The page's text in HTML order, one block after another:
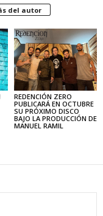
del autor
REDENCIÓN ZERO
PUBLICARÁ EN OCTUBRE
SU PRÓXIMO DISCO
BAJO LA PRODUCCIÓN DE
MANUEL RAMIL